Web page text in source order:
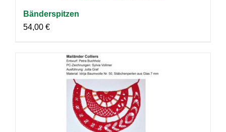
Bänderspitzen
54,00 €